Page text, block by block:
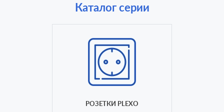
Каталог серии
РОЗЕТКИ PLEXO